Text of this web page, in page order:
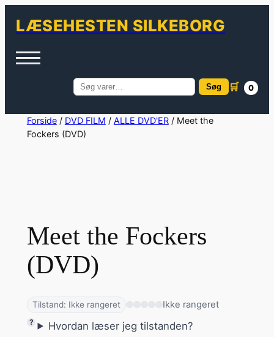
LÆSEHESTEN SILKEBORG
Søg
Søg 🛒 0
SpringForside/ DVD FILM / ALLE DVD'ER/ Meet the
Fockers (DVD)
Meet the Fockers
(DVD)
Tilstand: Ikke rangeret Ikke rangeret
Hvordan læser jeg tilstanden?